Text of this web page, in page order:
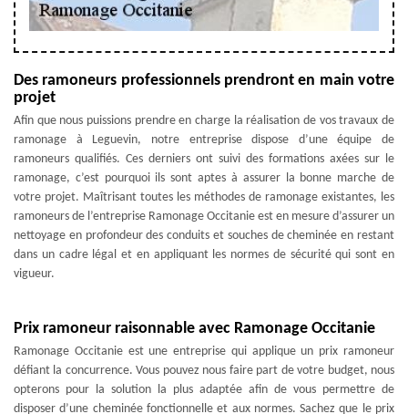
Des ramoneurs professionnels prendront en main votre
projet
Afin que nous puissions prendre en charge la réalisation de vos travaux de
ramonage à Leguevin, notre entreprise dispose d’une équipe de
ramoneurs qualifiés. Ces derniers ont suivi des formations axées sur le
ramonage, c’est pourquoi ils sont aptes à assurer la bonne marche de
votre projet. Maîtrisant toutes les méthodes de ramonage existantes, les
ramoneurs de l’entreprise Ramonage Occitanie est en mesure d’assurer un
nettoyage en profondeur des conduits et souches de cheminée en restant
dans un cadre légal et en appliquant les normes de sécurité qui sont en
vigueur.
Prix ramoneur raisonnable avec Ramonage Occitanie
Ramonage Occitanie est une entreprise qui applique un prix ramoneur
défiant la concurrence. Vous pouvez nous faire part de votre budget, nous
opterons pour la solution la plus adaptée afin de vous permettre de
disposer d’une cheminée fonctionnelle et aux normes. Sachez que le prix